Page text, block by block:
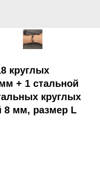
круглых
+ 1 стальной
круглых
8 мм, размер L